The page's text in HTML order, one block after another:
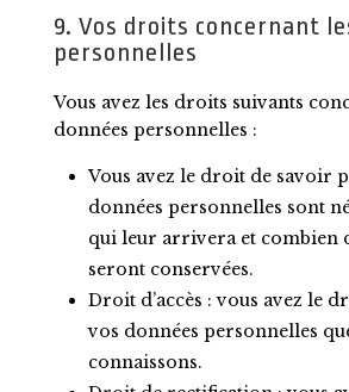
9. Vos droits concernant
personnelles
Vous avez les droits suivants
données personnelles :
Vous avez le droit de savoir
données personnelles sont
qui leur arrivera et combien
seront conservées.
Droit d’accès : vous avez le
vos données personnelles
connaissons.